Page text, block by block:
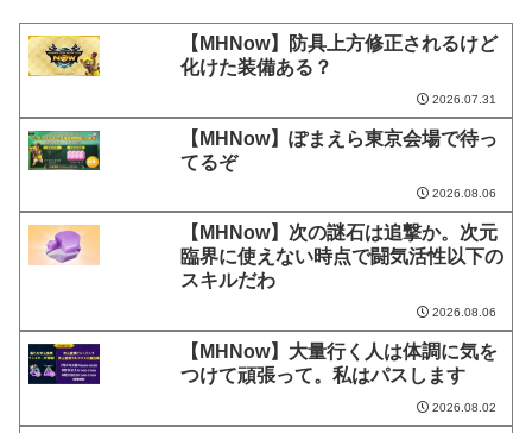
【MHNow】防具上方修正されるけど
化けた装備ある？
2026.07.31
【MHNow】ぽまえら東京会場で待っ
てるぞ
2026.08.06
【MHNow】次の謎石は追撃か。次元
臨界に使えない時点で闘気活性以下の
スキルだわ
2026.08.06
【MHNow】大量行く人は体調に気を
つけて頑張って。私はパスします
2026.08.02